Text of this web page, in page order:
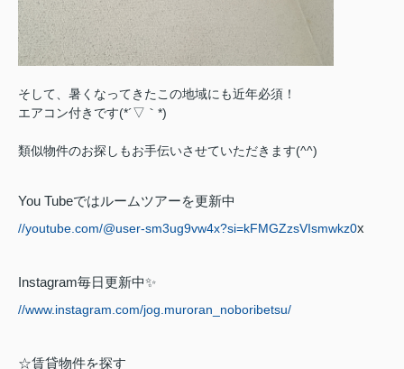
そして、暑くなってきたこの地域にも近年必須！
エアコン付きです(*´▽｀*)
類似物件のお探しもお手伝いさせていただきます(^^)
You Tubeではルームツアーを更新中
//youtube.com/@user-sm3ug9vw4x?si=kFMGZzsVIsmwkz0x
Instagram毎日更新中✨
//www.instagram.com/jog.muroran_noboribetsu/
☆賃貸物件を探す